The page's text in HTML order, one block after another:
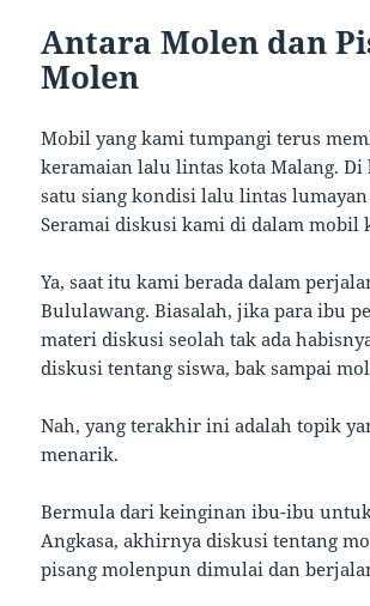
Antara Molen dan
Molen
Mobil yang kami tumpangi terus
keramaian lalu lintas kota Malang. Di
satu siang kondisi lalu lintas
Seramai diskusi kami di dalam mobil
Ya, saat itu kami berada dalam
Bululawang. Biasalah, jika para ibu
materi diskusi seolah tak ada
diskusi tentang siswa, bak sampai
Nah, yang terakhir ini adalah topik
menarik.
Bermula dari keinginan ibu-ibu
Angkasa, akhirnya diskusi tentang
pisang molenpun dimulai dan